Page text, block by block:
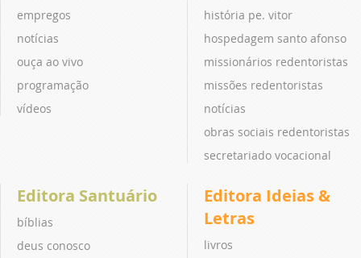
empregos
notícias
ouça ao vivo
programação
vídeos
história pe. vitor
hospedagem santo afonso
missionários redentoristas
missões redentoristas
notícias
obras sociais redentoristas
secretariado vocacional
Editora Santuário
bíblias
deus conosco
Editora Ideias &
Letras
livros